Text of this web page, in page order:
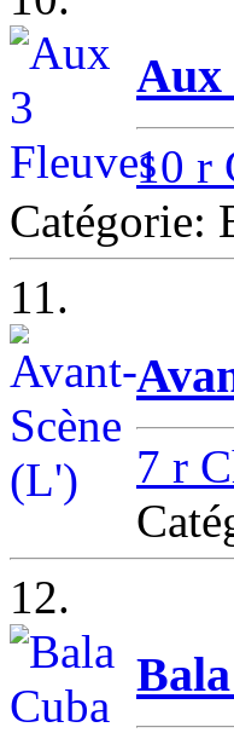
Aux
10 r
Catégorie:
11.
7 r
12.